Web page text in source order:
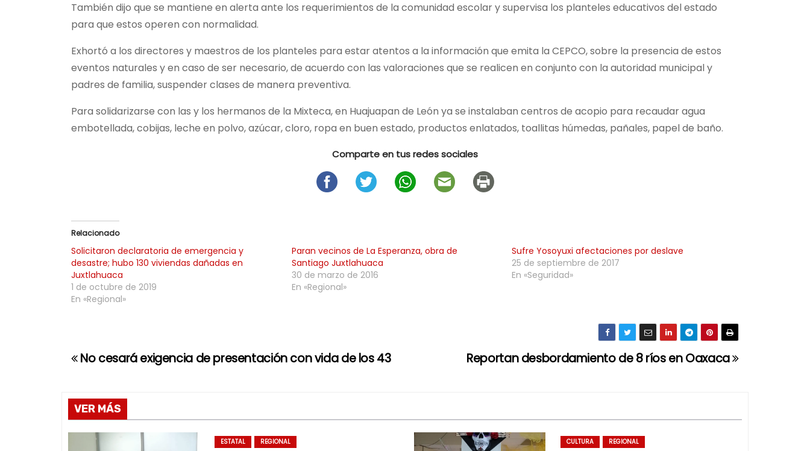
También dijo que se mantiene en alerta ante los requerimientos de la comunidad escolar y supervisa los planteles educativos del estado
para que estos operen con normalidad.
Exhortó a los directores y maestros de los planteles para estar atentos a la información que emita la CEPCO, sobre la presencia de estos
eventos naturales y en caso de ser necesario, de acuerdo con las valoraciones que se realicen en conjunto con la autoridad municipal y
padres de familia, suspender clases de manera preventiva.
Para solidarizarse con las y los hermanos de la Mixteca, en Huajuapan de León ya se instalaban centros de acopio para recaudar agua
embotellada, cobijas, leche en polvo, azúcar, cloro, ropa en buen estado, productos enlatados, toallitas húmedas, pañales, papel de baño.
Comparte en tus redes sociales
Relacionado
Solicitaron declaratoria de emergencia y
desastre; hubo 130 viviendas dañadas en
Juxtlahuaca
1 de octubre de 2019
En «Regional»
Paran vecinos de La Esperanza, obra de
Santiago Juxtlahuaca
30 de marzo de 2016
En «Regional»
Sufre Yosoyuxi afectaciones por deslave
25 de septiembre de 2017
En «Seguridad»
N
v
e
Reportan desbordamiento de 8 ríos en Oaxaca
No cesará exigencia de presentación con vida de los 43
VER MÁS
ESTATAL REGIONAL CULTURA REGIONAL